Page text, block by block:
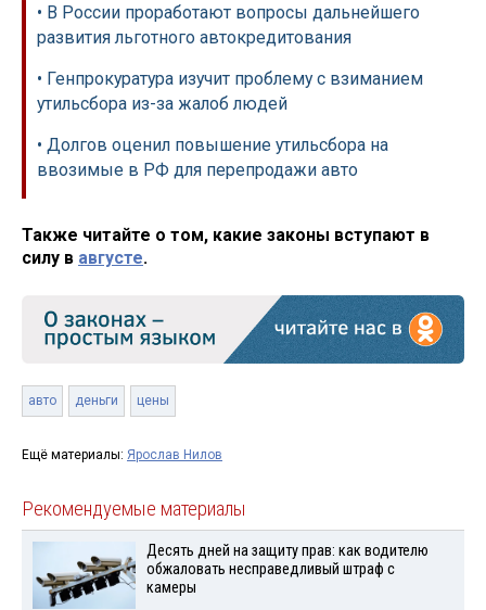
• В России проработают вопросы дальнейшего
развития льготного автокредитования
• Генпрокуратура изучит проблему с взиманием
утильсбора из-за жалоб людей
• Долгов оценил повышение утильсбора на
ввозимые в РФ для перепродажи авто
Также читайте о том, какие законы вступают в
силу в августе.
авто деньги цены
Ещё материалы: Ярослав Нилов
Рекомендуемые материалы
Десять дней на защиту прав: как водителю
обжаловать несправедливый штраф с
камеры